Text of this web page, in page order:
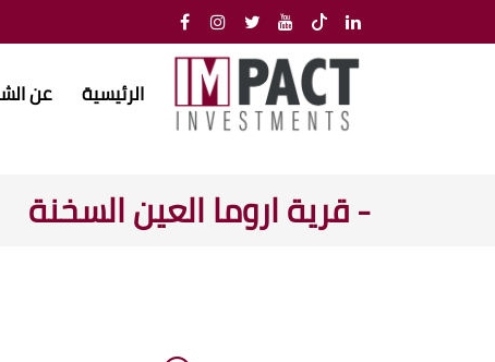
الرئيسية عن
- قرية اروما العين السخنة